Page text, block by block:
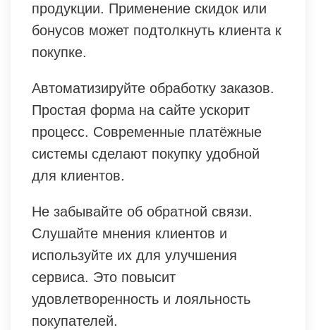
продукции. Применение скидок или
бонусов может подтолкнуть клиента к
покупке.
Автоматизируйте обработку заказов.
Простая форма на сайте ускорит
процесс. Современные платёжные
системы сделают покупку удобной
для клиентов.
Не забывайте об обратной связи.
Слушайте мнения клиентов и
используйте их для улучшения
сервиса. Это повысит
удовлетворенность и лояльность
покупателей.